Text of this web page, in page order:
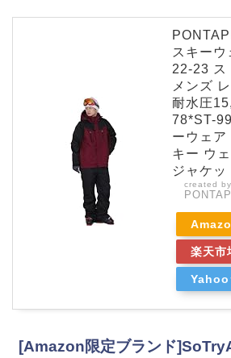
スキーウ
22-23 ス
メンズ
耐水圧
78*ST-
ーウェア
キー ウ
ジャケッ
created by
楽天市
Yahoo
[Amazon限定ブランド